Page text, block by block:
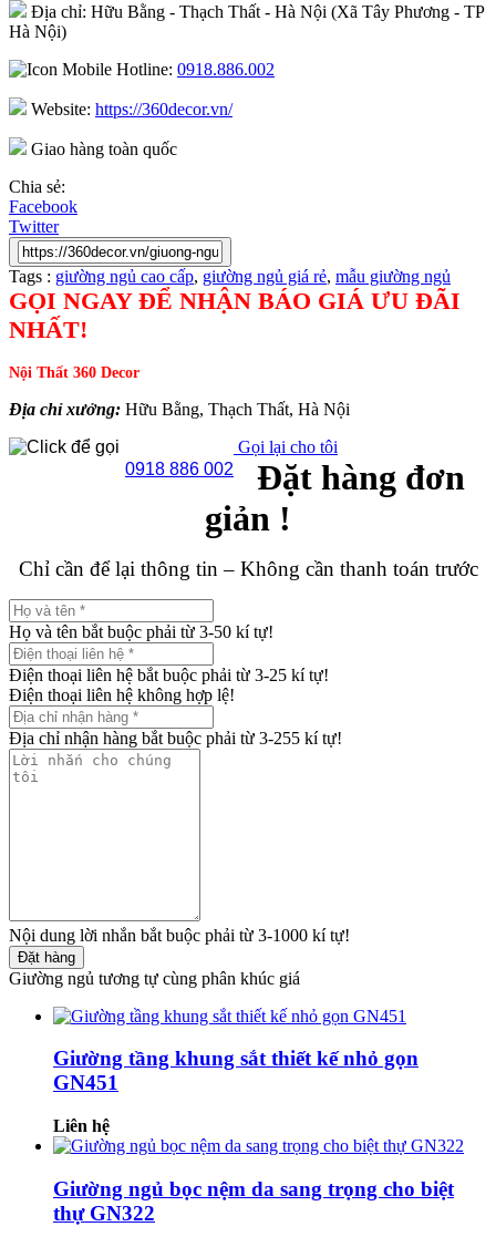
Địa chỉ: Hữu Bằng - Thạch Thất - Hà Nội (Xã Tây Phương - TP
Hà Nội)
Hotline: 0918.886.002
Website: https://360decor.vn/
Giao hàng toàn quốc
Chia sẻ:
Facebook
Twitter
Tags : giường ngủ cao cấp, giường ngủ giá rẻ, mẫu giường ngủ
GỌI NGAY ĐỂ NHẬN BÁO GIÁ ƯU ĐÃI
NHẤT!
Nội Thất 360 Decor
Địa chỉ xưởng: Hữu Bằng, Thạch Thất, Hà Nội
0918 886 002
Gọi lại cho tôi
Đặt hàng đơn
giản !
Chỉ cần để lại thông tin – Không cần thanh toán trước
Họ và tên bắt buộc phải từ 3-50 kí tự!
Điện thoại liên hệ bắt buộc phải từ 3-25 kí tự!
Điện thoại liên hệ không hợp lệ!
Địa chỉ nhận hàng bắt buộc phải từ 3-255 kí tự!
Nội dung lời nhắn bắt buộc phải từ 3-1000 kí tự!
Đặt hàng
Giường ngủ tương tự cùng phân khúc giá
Giường tầng khung sắt thiết kế nhỏ gọn
GN451
Liên hệ
Giường ngủ bọc nệm da sang trọng cho biệt
thự GN322